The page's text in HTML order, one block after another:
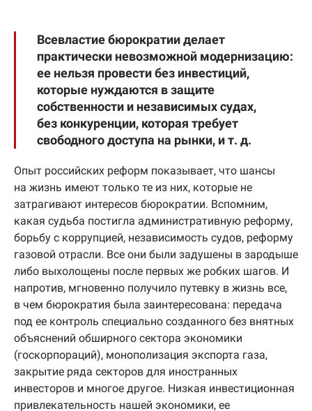
Всевластие бюрократии делает
практически невозможной модернизацию:
ее нельзя провести без инвестиций,
которые нуждаются в защите
собственности и независимых судах,
без конкуренции, которая требует
свободного доступа на рынки, и т. д.
Опыт российских реформ показывает, что шансы
на жизнь имеют только те из них, которые не
затрагивают интересов бюрократии. Вспомним,
какая судьба постигла административную реформу,
борьбу с коррупцией, независимость судов, реформу
газовой отрасли. Все они были задушены в зародыше
либо выхолощены после первых же робких шагов. И
напротив, мгновенно получило путевку в жизнь все,
в чем бюрократия была заинтересована: передача
под ее контроль специально созданного без внятных
объяснений обширного сектора экономики
(госкорпораций), монополизация экспорта газа,
закрытие ряда секторов для иностранных
инвесторов и многое другое. Низкая инвестиционная
привлекательность нашей экономики, ее